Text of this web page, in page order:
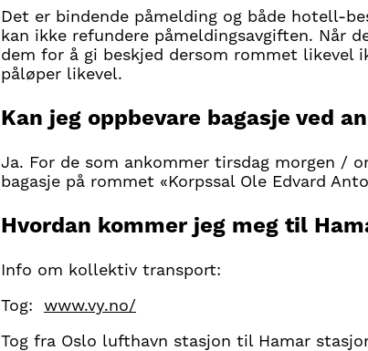
Det er bindende påmelding og både hotell-
kan ikke refundere påmeldingsavgiften. Når
dem for å gi beskjed dersom rommet likevel
påløper likevel.
Kan jeg oppbevare bagasje ved
Ja. For de som ankommer tirsdag morgen /
bagasje på rommet «Korpssal Ole Edvard
Hvordan kommer jeg meg til
Info om kollektiv transport:
Tog: www.vy.no/
Tog fra Oslo lufthavn stasjon til Hamar